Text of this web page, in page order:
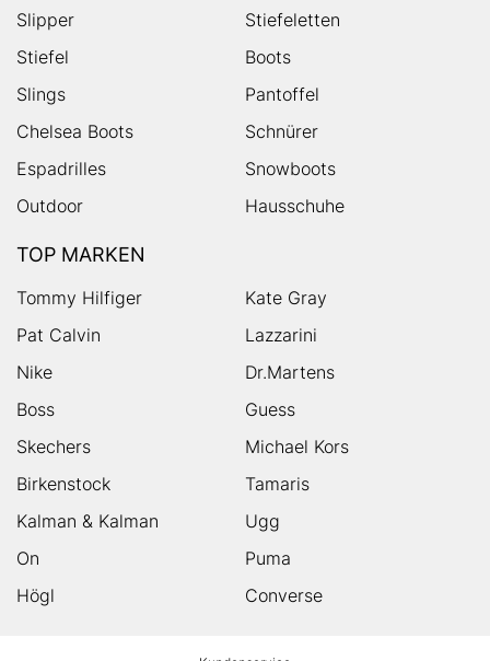
Slipper
Stiefeletten
Stiefel
Boots
Slings
Pantoffel
Chelsea Boots
Schnürer
Espadrilles
Snowboots
Outdoor
Hausschuhe
TOP MARKEN
Tommy Hilfiger
Kate Gray
Pat Calvin
Lazzarini
Nike
Dr.Martens
Boss
Guess
Skechers
Michael Kors
Birkenstock
Tamaris
Kalman & Kalman
Ugg
On
Puma
Högl
Converse